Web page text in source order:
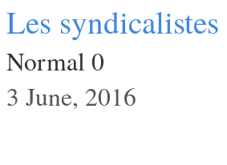
Les
Normal 0
3 June, 2016